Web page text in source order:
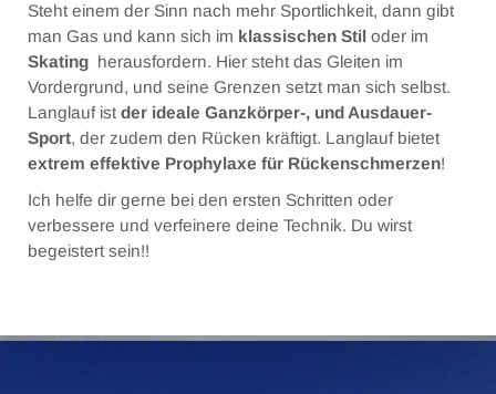
Preise Langlaufkurse
BILDER
SKI LINKS
Steht einem der Sinn nach mehr Sportlichkeit, dann gibt
man Gas und kann sich im klassischen Stil oder im
Skating herausfordern. Hier steht das Gleiten im
Vordergrund, und seine Grenzen setzt man sich selbst.
Langlauf ist der ideale Ganzkörper-, und Ausdauer-
Sport, der zudem den Rücken kräftigt. Langlauf bietet
extrem effektive Prophylaxe für Rückenschmerzen!
Ich helfe dir gerne bei den ersten Schritten oder
verbessere und verfeinere deine Technik. Du wirst
begeistert sein!!